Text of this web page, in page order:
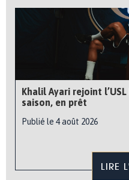
Khalil Ayari rejoint
saison, en prêt
Publié le 4 août 2026
LIRE